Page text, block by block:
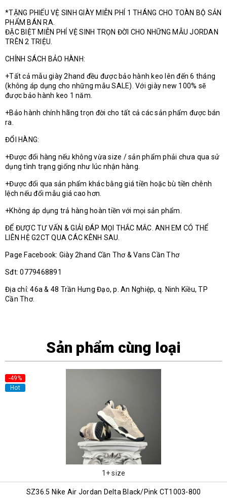
*TẶNG PHIẾU VỆ SINH GIÀY MIỄN PHÍ 1 THÁNG CHO TOÀN BỘ SẢN
PHẨM BÁN RA.
ĐẶC BIỆT MIỄN PHÍ VỆ SINH TRỌN ĐỜI CHO NHỮNG MẪU JORDAN
TRÊN 2 TRIỆU.
CHÍNH SÁCH BẢO HÀNH:
+Tất cả mẫu giày 2hand đều được bảo hành keo lên đến 6 tháng
(không áp dụng cho những mẫu SALE). Với giày new 100% sẽ
được bảo hành keo 1 năm.
+Bảo hành chính hãng trọn đời cho tất cả các sản phẩm được bán
ra.
ĐỔI HÀNG:
+Được đổi hàng nếu không vừa size / sản phẩm phải chưa qua sử
dụng tình trạng giống như lúc nhận hàng.
+Được đổi qua sản phẩm khác bằng giá tiền hoặc bù tiền chênh
lệch nếu đổi mẫu giá cao hơn.
+Không áp dụng trả hàng hoàn tiền với mọi sản phẩm.
ĐỂ ĐƯỢC TƯ VẤN & GIẢI ĐÁP MỌI THẮC MẮC. ANH EM CÓ THỂ
LIÊN HỆ G2CT QUA CÁC KÊNH SAU.
Page Facebook: Giày 2hand Cần Thơ & Vans Cần Thơ
Sđt: 0779468891
Địa chỉ: 46a & 48 Trần Hưng Đạo, p. An Nghiệp, q. Ninh Kiều, TP
Cần Thơ.
Sản phẩm cùng loại
-49%
Hot
1+ size
SZ36.5 Nike Air Jordan Delta Black/Pink CT1003-800